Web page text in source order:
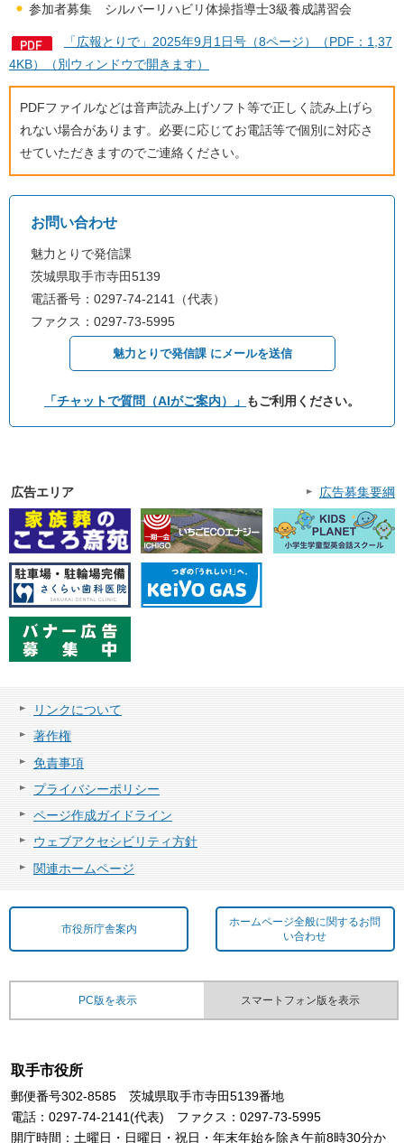
参加者募集 シルバーリハビリ体操指導士3級養成講習会
「広報とりで」2025年9月1日号（8ページ）（PDF：1,37
4KB）（別ウィンドウで開きます）
PDFファイルなどは音声読み上げソフト等で正しく読み上げら
れない場合があります。必要に応じてお電話等で個別に対応さ
せていただきますのでご連絡ください。
お問い合わせ
魅力とりで発信課
茨城県取手市寺田5139
電話番号：0297-74-2141（代表）
ファクス：0297-73-5995
魅力とりで発信課 にメールを送信
「チャットで質問（AIがご案内）」 もご利用ください。
広告エリア 広告募集要綱
リンクについて
著作権
免責事項
プライバシーポリシー
ページ作成ガイドライン
ウェブアクセシビリティ方針
関連ホームページ
市役所庁舎案内
ホームページ全般に関するお問
い合わせ
PC版を表示 スマートフォン版を表示
取手市役所
郵便番号302-8585 茨城県取手市寺田5139番地
電話：0297-74-2141(代表) ファクス：0297-73-5995
開庁時間：土曜日・日曜日・祝日・年末年始を除き午前8時30分か